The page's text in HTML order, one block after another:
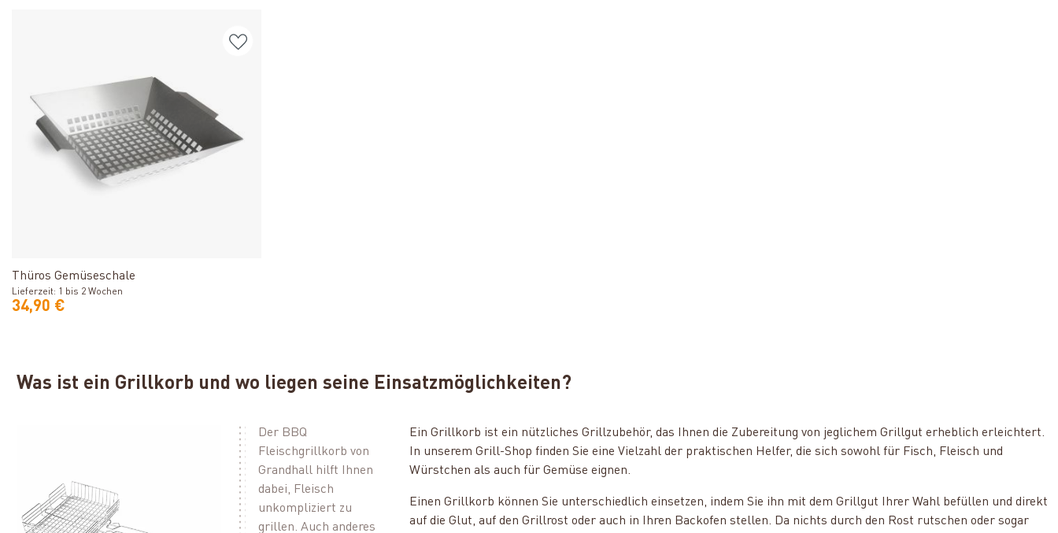
Thüros Gemüseschale
Lieferzeit: 1 bis 2 Wochen
34,90 €
Was ist ein Grillkorb und wo liegen seine Einsatzmöglichkeiten?
Der BBQ
Fleischgrillkorb von
Grandhall hilft Ihnen
dabei, Fleisch
unkompliziert zu
grillen. Auch anderes
Ein Grillkorb ist ein nützliches Grillzubehör, das Ihnen die Zubereitung von jeglichem Grillgut erheblich erleichtert.
In unserem Grill-Shop finden Sie eine Vielzahl der praktischen Helfer, die sich sowohl für Fisch, Fleisch und
Würstchen als auch für Gemüse eignen.
Einen Grillkorb können Sie unterschiedlich einsetzen, indem Sie ihn mit dem Grillgut Ihrer Wahl befüllen und direkt
auf die Glut, auf den Grillrost oder auch in Ihren Backofen stellen. Da nichts durch den Rost rutschen oder sogar